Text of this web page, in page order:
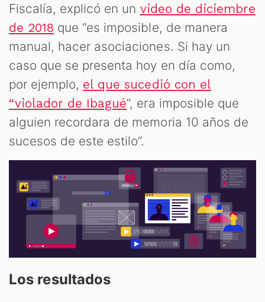
Fiscalía, explicó en un video de diciembre
de 2018 que “es imposible, de manera
manual, hacer asociaciones. Si hay un
caso que se presenta hoy en día como,
por ejemplo, el que sucedió con el
“violador de Ibagué”, era imposible que
alguien recordara de memoria 10 años de
sucesos de este estilo”.
Los resultados